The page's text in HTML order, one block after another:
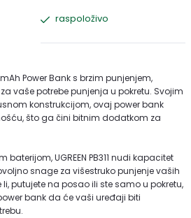
raspoloživo
Power Bank s brzim punjenjem,
vaše potrebe punjenja u pokretu. Svojim
konstrukcijom, ovaj power bank
što ga čini bitnim dodatkom za
UGREEN PB311 nudi kapacitet
snage za višestruko punjenje vaših
putujete na posao ili ste samo u pokretu,
bank da će vaši uređaji biti